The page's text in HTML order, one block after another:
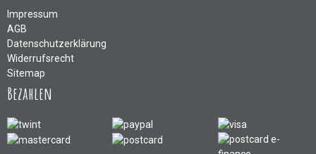
Impressum
AGB
Datenschutzerklärung
Widerrufsrecht
Sitemap
Bezahlen